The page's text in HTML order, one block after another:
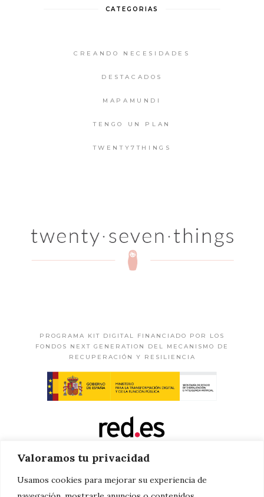
Valoramos tu privacidad
Usamos cookies para mejorar su experiencia de
CATEGORIAS
CREANDO NECESIDADES
DESTACADOS
MAPAMUNDI
TENGO UN PLAN
TWENTY7THINGS
PROGRAMA KIT DIGITAL FINANCIADO POR LOS
FONDOS NEXT GENERATION DEL MECANISMO DE
RECUPERACIÓN Y RESILIENCIA